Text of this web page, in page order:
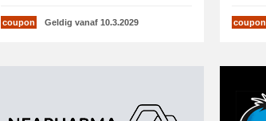
coupon Geldig vanaf 10.3.2029 coupon